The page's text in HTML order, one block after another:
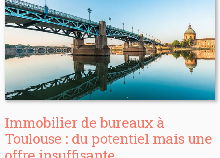
Immobilier de bureaux à
Toulouse : du potentiel mais une